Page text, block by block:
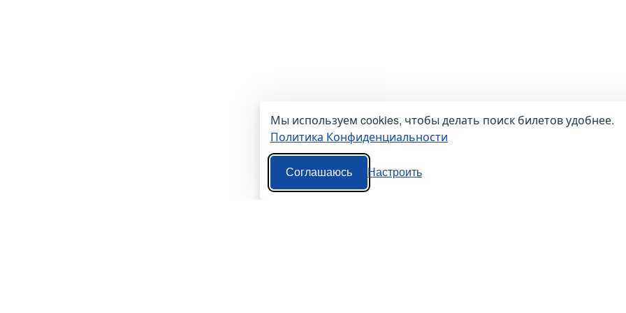
Мы используем cookies, чтобы делать поиск билетов удобнее.
Политика Конфиденциальности
Соглашаюсь Настроить